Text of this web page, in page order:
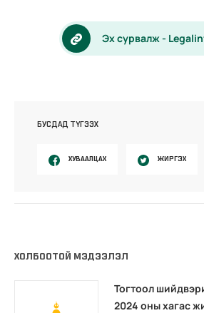
Эх сурвалж -
БУСДАД ТҮГЭЭХ
ХУВААЛЦАХ ЖИРГЭХ
ХОЛБООТОЙ МЭДЭЭЛЭЛ
Тогтоол
2024 оны хагас